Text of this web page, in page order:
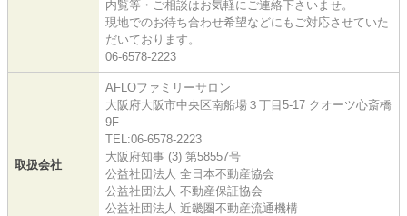
内覧等・ご相談はお気軽にご連絡下さいませ。
現地でのお待ち合わせ希望などにもご対応させていた
だいております。
06-6578-2223
取扱会社
AFLOファミリーサロン
大阪府大阪市中央区南船場３丁目5-17 クオーツ心斎橋
9F
TEL:06-6578-2223
大阪府知事 (3) 第58557号
公益社団法人 全日本不動産協会
公益社団法人 不動産保証協会
公益社団法人 近畿圏不動産流通機構